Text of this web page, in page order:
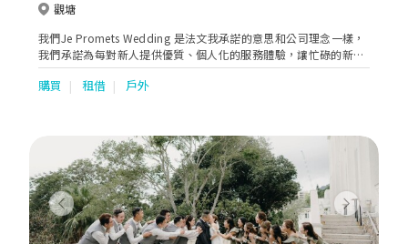
觀塘
我們Je Promets Wedding 是法文我承諾的意思和公司理念一樣，
我們承諾為每對新人提供優質、個人化的服務體驗，讓忙碌的新人
提供一站式服務，如婚紗租借、攝錄化妝服務等，為你們打造專屬
的婚禮，擁有難忘回憶。
購買 租借 戶外
Previous Next